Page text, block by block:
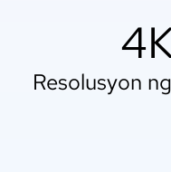
Resolusyon